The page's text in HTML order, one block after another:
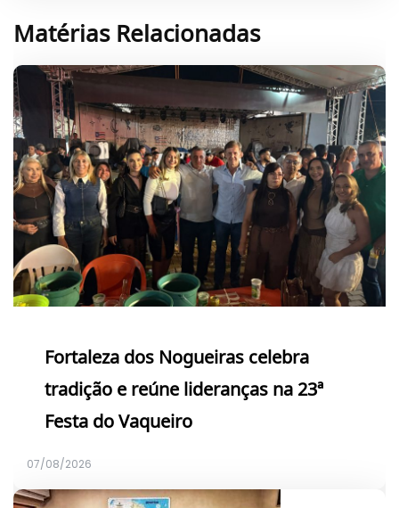
Matérias Relacionadas
Fortaleza dos Nogueiras celebra
tradição e reúne lideranças na 23ª
Festa do Vaqueiro
07/08/2026